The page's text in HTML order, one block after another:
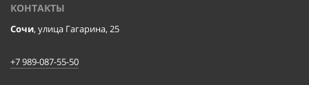
КОНТАКТЫ
Сочи, улица Гагарина, 25
+7 989-087-55-50